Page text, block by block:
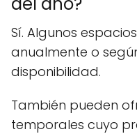
Sí. Algunos
anualmente o
disponibilidad.
También pueden
temporales cuyo